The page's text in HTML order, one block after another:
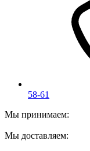
58-61
Мы принимаем:
Мы доставляем: